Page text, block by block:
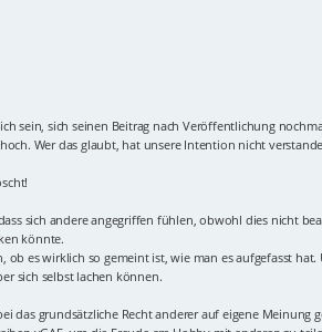
sein, sich seinen Beitrag nach Veröffentlichung
Wer das glaubt, hat unsere Intention nicht
sich andere angegriffen fühlen, obwohl dies nicht
könnte.
es wirklich so gemeint ist, wie man es aufgefasst
sich selbst lachen können.
das grundsätzliche Recht anderer auf eigene Meinung